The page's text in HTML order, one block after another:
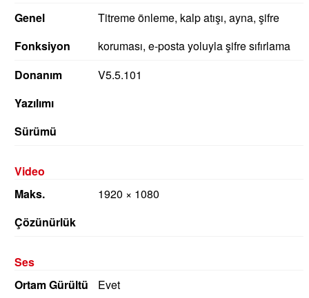
Genel
Fonksiyon
Titreme önleme, kalp atışı, ayna, şifre
koruması, e-posta yoluyla şifre sıfırlama
Donanım
Yazılımı
Sürümü
V5.5.101
Video
Maks.
Çözünürlük
1920 × 1080
Ses
Ortam Gürültü
Evet